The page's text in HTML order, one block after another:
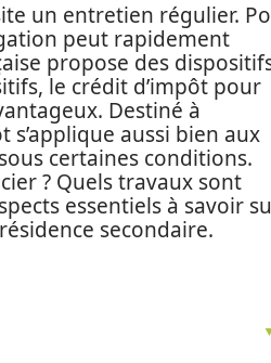
un entretien régulier.
peut rapidement
propose des
le crédit d’impôt pour
Destiné à
s’applique aussi bien aux
certaines conditions.
? Quels travaux sont
essentiels à savoir
secondaire.